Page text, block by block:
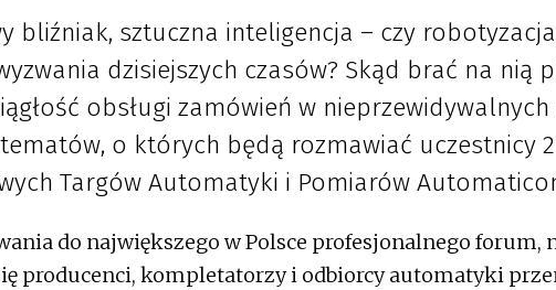
bliźniak, sztuczna inteligencja – czy
dzisiejszych czasów? Skąd brać na nią
obsługi zamówień w nieprzewidywalnych
o których będą rozmawiać uczestnicy
Targów Automatyki i Pomiarów
do największego w Polsce profesjonalnego forum,
producenci, kompletatorzy i odbiorcy automatyki